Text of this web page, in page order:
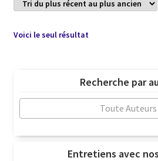
Voici le seul résultat
Recherche par
Toute Auteurs
Entretiens avec